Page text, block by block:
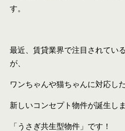
す。
最近、賃貸業界で注目されてい
が、
ワンちゃんや猫ちゃんに対応し
新しいコンセプト物件が誕生しま
「うさぎ共生型物件」です！